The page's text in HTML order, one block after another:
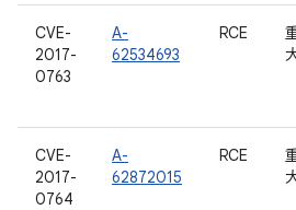
CVE-
2017-
0763
A-
62534693
RCE
CVE-
2017-
0764
A-
62872015
RCE